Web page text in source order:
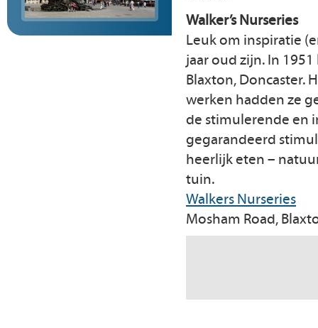
Walker’s Nurseries
Leuk om inspiratie
jaar oud zijn. In
Blaxton, Doncaster.
werken hadden ze
de stimulerende en
gegarandeerd
heerlijk eten –
tuin.
Walkers Nurseries
Mosham Road,